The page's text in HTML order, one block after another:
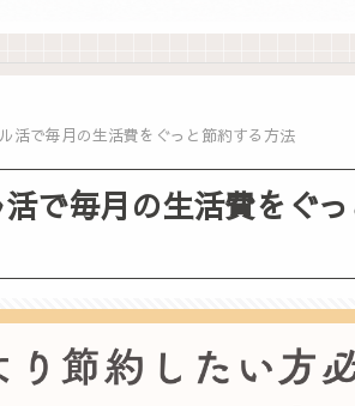
活で毎月の生活費をぐっと節約する方法
で毎月の生活費をぐ